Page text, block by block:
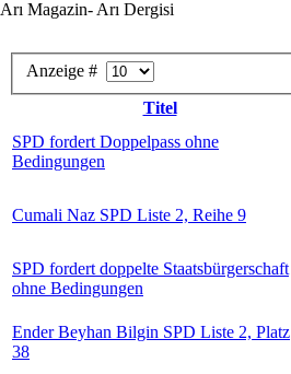
Arı Magazin- Arı Dergisi
Anzeige #
Titel
SPD fordert Doppelpass ohne
Bedingungen
Cumali Naz SPD Liste 2, Reihe 9
SPD fordert doppelte Staatsbürgerschaft
ohne Bedingungen
Ender Beyhan Bilgin SPD Liste 2, Platz
38